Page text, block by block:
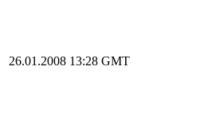
26.01.2008 13:28 GMT